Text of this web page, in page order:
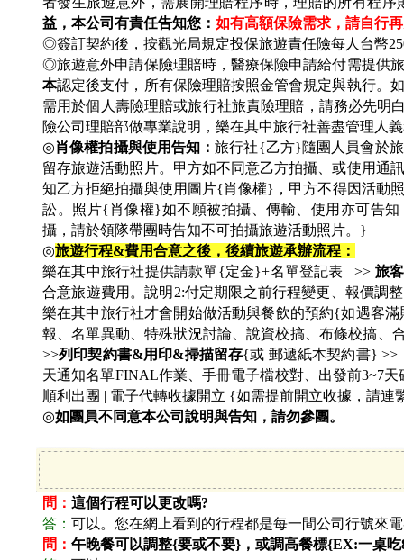
益，本公司有責任告知您： 如有高額保險需求，請自行
◎簽訂契約後，按觀光局規定投保旅遊責任險每人台幣
◎旅遊意外申請保險理賠時，醫療保險申請給付需提供
本認定後支付，所有保險理賠按照金管會規定與執行。
需用於個人壽險理賠或旅行社旅責險理賠，請務必先明
險公司理賠部做專業說明，樂在其中旅行社善盡管理人
◎肖像權拍攝與使用告知：旅行社{乙方}隨團人員會於
留存旅遊活動照片。甲方如不同意乙方拍攝、或使用通
知乙方拒絕拍攝與使用圖片{肖像權}，甲方不得因活動
訟。照片{肖像權}如不願被拍攝、傳輸、使用亦可告
攝，請於領隊帶團時告知不可拍攝旅遊活動照片。}
◎旅遊行程&費用合意之後，後續旅遊承辦流程：
樂在其中旅行社提供請款單{定金}+名單登記表 >> 旅
合意旅遊費用。說明2:付定期限之前行程變更、報價調
樂在其中旅行社才會開始做活動與餐飲的預約{如遇客
報、名單異動、特殊狀況討論、說資校搞、布條校搞、
>>列印契約書&用印&掃描留存{或 郵遞紙本契約書}
天通知名單FINAL作業、手冊電子檔校對、出發前3~7
順利出團 | 電子代轉收據開立 {如需提前開立收據，請連
◎如團員不同意本公司說明與告知，請勿參團。
問： 這個行程可以更改嗎?
答： 可以。您在網上看到的行程都是每一間公司行號來
問： 午晚餐可以調整{要或不要}，或調高餐標{EX:一桌